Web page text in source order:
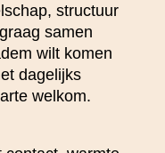
structuur
samen
wilt komen
dagelijks
welkom.